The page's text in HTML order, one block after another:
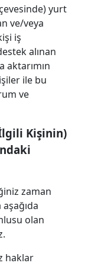
yurt
ve/veya
iş
alınan
aktarımın
ile bu
ve
Kişinin)
zaman
aşağıda
olan
haklar